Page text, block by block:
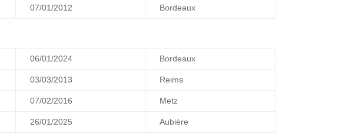
07/01/2012 Bordeaux
06/01/2024 Bordeaux
03/03/2013 Reims
07/02/2016 Metz
26/01/2025 Aubière